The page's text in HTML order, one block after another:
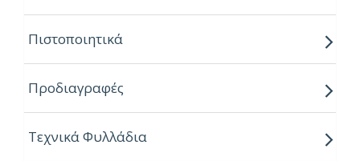
4,0 mm
6,0 mm
12,0 mm
Πιστοποιητικά
Προδιαγραφές
Τεχνικά Φυλλάδια